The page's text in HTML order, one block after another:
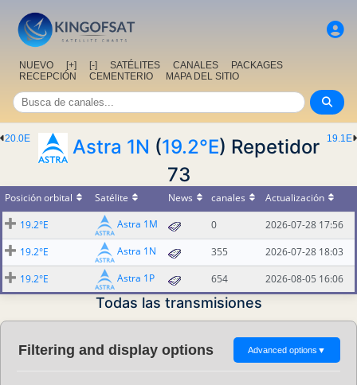
NUEVO [+] [-] SATÉLITES CANALES
PACKAGES
RECEPCIÓN
CEMENTERIO MAPA DEL SITIO
19.1E
20.0E Astra 1N (19.2°E) Repetidor
73
Posición orbital Satélite News canales
Actualización
19.2°E
Astra 1M 0
2026-07-28 17:56
19.2°E
Astra 1N 355
2026-07-28 18:03
19.2°E
Astra 1P 654 2026-08-05 16:06
Todas las transmisiones
Filtering and display options Advanced options ▼